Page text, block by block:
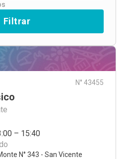
Filtrar
N° 43455
– 15:40
N° 343 - San Vicente